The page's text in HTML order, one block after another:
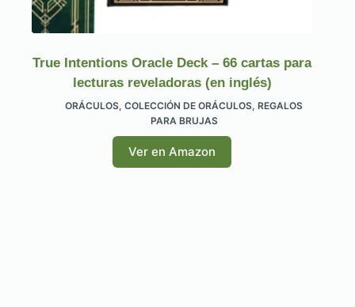
True Intentions Oracle Deck – 66 cartas para
lecturas reveladoras (en inglés)
ORÁCULOS,COLECCIÓN DE ORÁCULOS,REGALOS
PARA BRUJAS
Ver en Amazon